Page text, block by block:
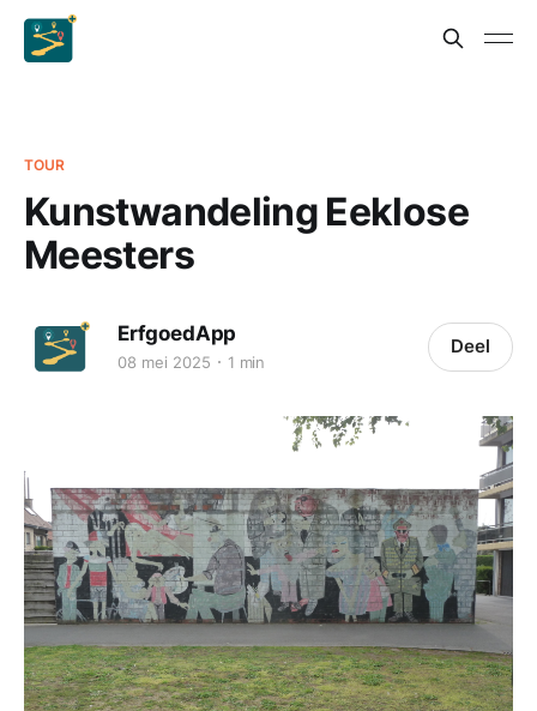
TOUR
Kunstwandeling Eeklose
Meesters
ErfgoedApp
08 mei 2025 1 min
Deel